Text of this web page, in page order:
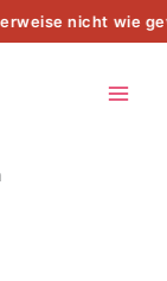
nicht wie